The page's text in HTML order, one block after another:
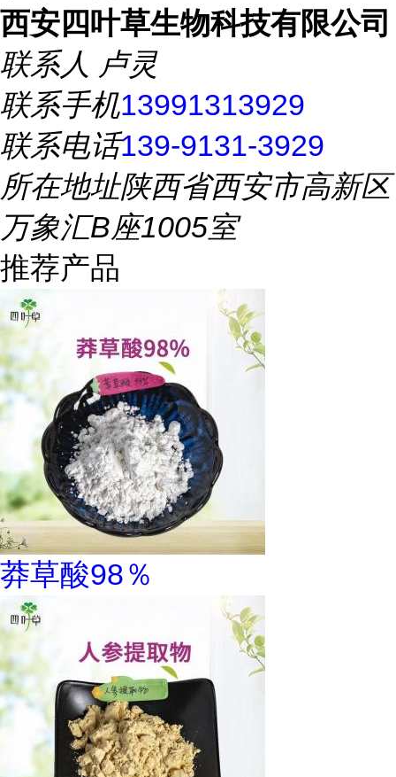
西安四叶草生物科技有限公司
联系人 卢灵
联系手机13991313929
联系电话139-9131-3929
所在地址陕西省西安市高新区
万象汇B座1005室
推荐产品
莽草酸98％